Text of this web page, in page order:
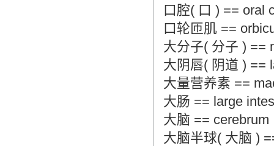
口腔( 口 ) == oral
口轮匝肌 ==
大分子( 分子 ) ==
大阴唇( 阴道 ) ==
大量营养素 ==
大肠 == large
大脑 == cerebrum
大脑半球( 大脑 )